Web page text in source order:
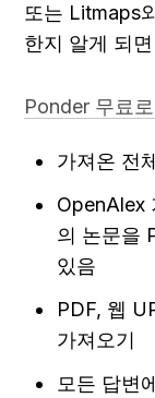
또는 Litmaps
한지 알게 되
Ponder 무료
가져온 전
OpenAlex
의 논문을
있음
PDF, 웹
가져오기
모든 답변